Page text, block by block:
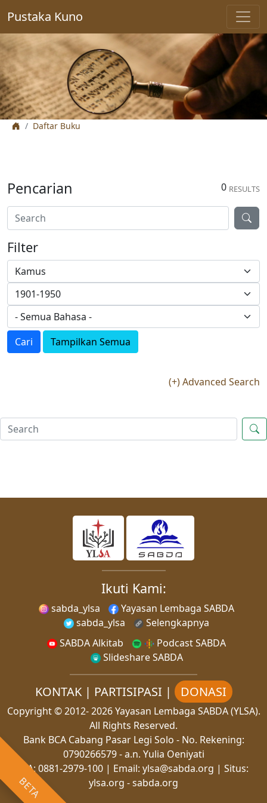
BETA
Pustaka Kuno
Daftar Buku
0 RESULTS
Pencarian
Filter
Cari Tampilkan Semua
(+) Advanced Search
Ikuti Kami:
sabda_ylsa
Yayasan Lembaga SABDA
sabda_ylsa
Selengkapnya
SABDA Alkitab
Podcast SABDA
Slideshare SABDA
KONTAK| PARTISIPASI | DONASI
Copyright© 2012-2026Yayasan Lembaga SABDA (YLSA).
All Rights Reserved.
Bank BCA Cabang Pasar Legi Solo - No. Rekening:
0790266579 - a.n. Yulia Oeniyati
WA: 0881-2979-100| Email: ylsa@sabda.org | Situs:
ylsa.org -sabda.org